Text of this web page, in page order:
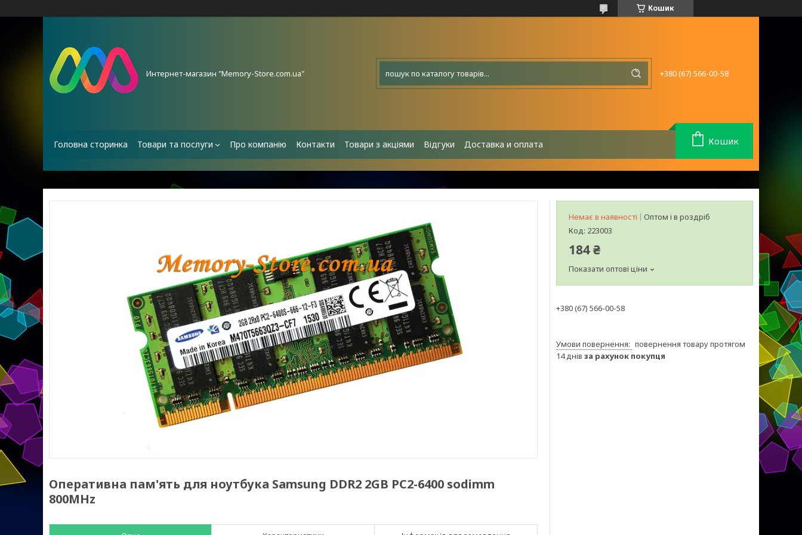
Кошик
Интернет-магазин "Memory-Store.com.ua" +380 (67) 566-00-58
Головна сторинка Товари та послуги Про компанію Контакти Товари з акціями Відгуки Доставка и оплата Кошик
Оперативна пам'ять для ноутбука Samsung DDR2 2GB PC2-6400 sodimm
800MHz
Немає в наявності
Оптом і в роздріб
Код: 223003
184 ₴
Показати оптові ціни
+380 (67) 566-00-58
повернення товару протягом
14 днів за рахунок покупця